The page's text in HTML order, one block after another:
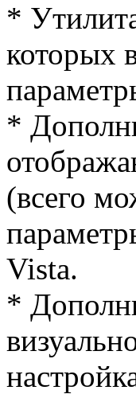
*
которых
*
(всего
Vista.
*